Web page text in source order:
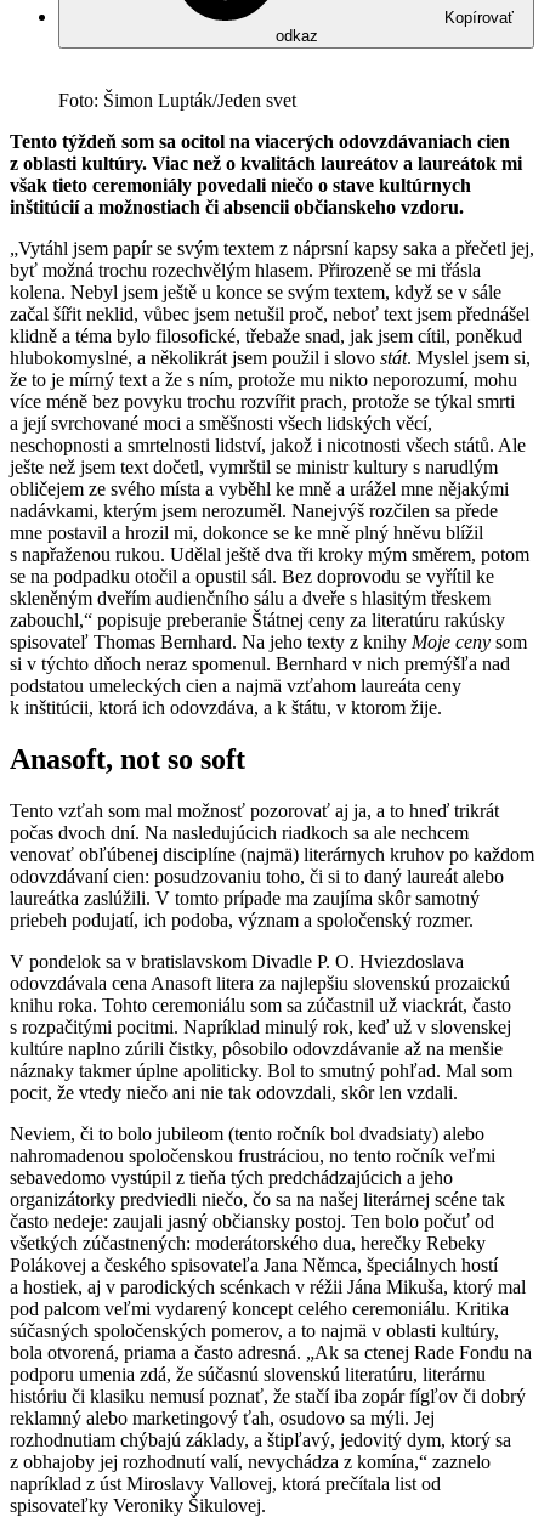
Kopírovať
odkaz
Foto: Šimon Lupták/Jeden svet
Tento týždeň som sa ocitol na viacerých odovzdávaniach cien
z oblasti kultúry. Viac než o kvalitách laureátov a laureátok mi
však tieto ceremoniály povedali niečo o stave kultúrnych
inštitúcií a možnostiach či absencii občianskeho vzdoru.
„Vytáhl jsem papír se svým textem z náprsní kapsy saka a přečetl jej,
byť možná trochu rozechvělým hlasem. Přirozeně se mi třásla
kolena. Nebyl jsem ještě u konce se svým textem, když se v sále
začal šířit neklid, vůbec jsem netušil proč, neboť text jsem přednášel
klidně a téma bylo filosofické, třebaže snad, jak jsem cítil, poněkud
hlubokomyslné, a několikrát jsem použil i slovo stát. Myslel jsem si,
že to je mírný text a že s ním, protože mu nikto neporozumí, mohu
více méně bez povyku trochu rozvířit prach, protože se týkal smrti
a její svrchované moci a směšnosti všech lidských věcí,
neschopnosti a smrtelnosti lidství, jakož i nicotnosti všech států. Ale
ješte než jsem text dočetl, vymrštil se ministr kultury s narudlým
obličejem ze svého místa a vyběhl ke mně a urážel mne nějakými
nadávkami, kterým jsem nerozuměl. Nanejvýš rozčilen sa přede
mne postavil a hrozil mi, dokonce se ke mně plný hněvu blížil
s napřaženou rukou. Udělal ještě dva tři kroky mým směrem, potom
se na podpadku otočil a opustil sál. Bez doprovodu se vyřítil ke
skleněným dveřím audienčního sálu a dveře s hlasitým třeskem
zabouchl,“ popisuje preberanie Štátnej ceny za literatúru rakúsky
spisovateľ Thomas Bernhard. Na jeho texty z knihy Moje ceny som
si v týchto dňoch neraz spomenul. Bernhard v nich premýšľa nad
podstatou umeleckých cien a najmä vzťahom laureáta ceny
k inštitúcii, ktorá ich odovzdáva, a k štátu, v ktorom žije.
Anasoft, not so soft
Tento vzťah som mal možnosť pozorovať aj ja, a to hneď trikrát
počas dvoch dní. Na nasledujúcich riadkoch sa ale nechcem
venovať obľúbenej disciplíne (najmä) literárnych kruhov po každom
odovzdávaní cien: posudzovaniu toho, či si to daný laureát alebo
laureátka zaslúžili. V tomto prípade ma zaujíma skôr samotný
priebeh podujatí, ich podoba, význam a spoločenský rozmer.
V pondelok sa v bratislavskom Divadle P. O. Hviezdoslava
odovzdávala cena Anasoft litera za najlepšiu slovenskú prozaickú
knihu roka. Tohto ceremoniálu som sa zúčastnil už viackrát, často
s rozpačitými pocitmi. Napríklad minulý rok, keď už v slovenskej
kultúre naplno zúrili čistky, pôsobilo odovzdávanie až na menšie
náznaky takmer úplne apoliticky. Bol to smutný pohľad. Mal som
pocit, že vtedy niečo ani nie tak odovzdali, skôr len vzdali.
Neviem, či to bolo jubileom (tento ročník bol dvadsiaty) alebo
nahromadenou spoločenskou frustráciou, no tento ročník veľmi
sebavedomo vystúpil z tieňa tých predchádzajúcich a jeho
organizátorky predviedli niečo, čo sa na našej literárnej scéne tak
často nedeje: zaujali jasný občiansky postoj. Ten bolo počuť od
všetkých zúčastnených: moderátorského dua, herečky Rebeky
Polákovej a českého spisovateľa Jana Němca, špeciálnych hostí
a hostiek, aj v parodických scénkach v réžii Jána Mikuša, ktorý mal
pod palcom veľmi vydarený koncept celého ceremoniálu. Kritika
súčasných spoločenských pomerov, a to najmä v oblasti kultúry,
bola otvorená, priama a často adresná. „Ak sa ctenej Rade Fondu na
podporu umenia zdá, že súčasnú slovenskú literatúru, literárnu
históriu či klasiku nemusí poznať, že stačí iba zopár fígľov či dobrý
reklamný alebo marketingový ťah, osudovo sa mýli. Jej
rozhodnutiam chýbajú základy, a štipľavý, jedovitý dym, ktorý sa
z obhajoby jej rozhodnutí valí, nevychádza z komína,“ zaznelo
napríklad z úst Miroslavy Vallovej, ktorá prečítala list od
spisovateľky Veroniky Šikulovej.